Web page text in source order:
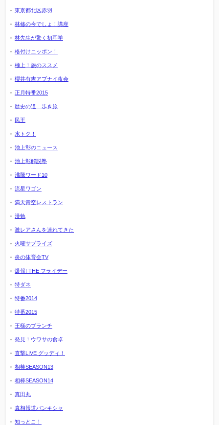
東京都北区赤羽
林修の今でしょ！講座
林先生が驚く初耳学
格付けニッポン！
極上！旅のススメ
櫻井有吉アブナイ夜会
正月特番2015
歴史の道 歩き旅
民王
水トク！
池上彰のニュース
池上彰解説塾
沸騰ワード10
流星ワゴン
満天青空レストラン
漫勉
激レアさんを連れてきた
火曜サプライズ
炎の体育会TV
爆報! THE フライデー
特ダネ
特番2014
特番2015
王様のブランチ
発見！ウワサの食卓
直撃LIVE グッディ！
相棒SEASON13
相棒SEASON14
真田丸
真相報道バンキシャ
知っとこ！